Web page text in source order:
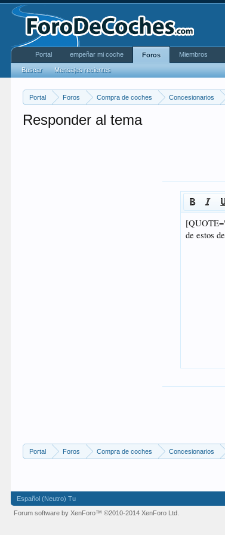
Portal Foros Compra de coches Concesionarios
Responder al tema
Portal Foros Compra de coches Concesionarios
Portal empeñar mi coche Foros
Buscar Mensajes recientes
Miembros
Español (Neutro) Tu
Forum software by XenForo™©2010-2014 XenForo Ltd.